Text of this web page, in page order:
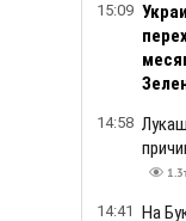
15:09
14:58
14:41 На